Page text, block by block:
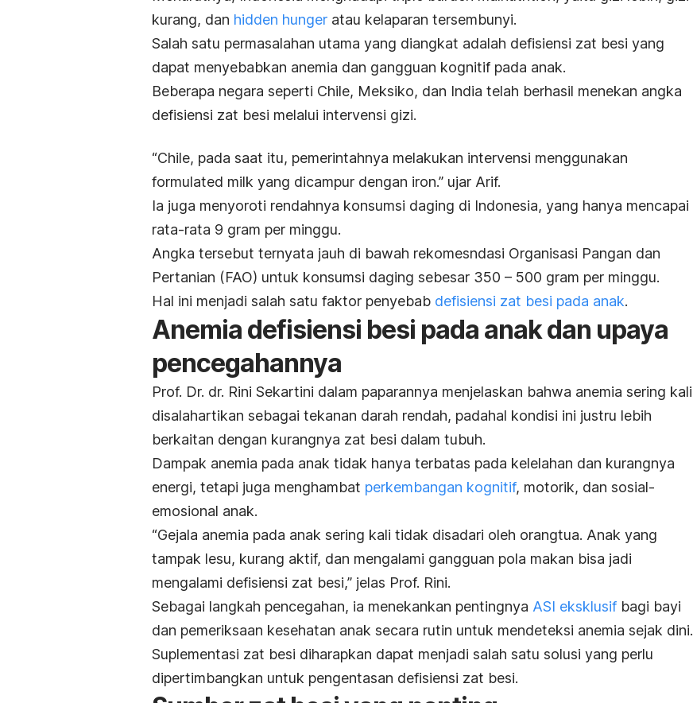
kurang, dan hidden hunger atau kelaparan tersembunyi.
Salah satu permasalahan utama yang diangkat adalah defisiensi zat besi yang
dapat menyebabkan anemia dan gangguan kognitif pada anak.
Beberapa negara seperti Chile, Meksiko, dan India telah berhasil menekan angka
defisiensi zat besi melalui intervensi gizi.
“Chile, pada saat itu, pemerintahnya melakukan intervensi menggunakan
formulated milk yang dicampur dengan iron.” ujar Arif.
Ia juga menyoroti rendahnya konsumsi daging di Indonesia, yang hanya mencapai
rata-rata 9 gram per minggu.
Angka tersebut ternyata jauh di bawah rekomesndasi Organisasi Pangan dan
Pertanian (FAO) untuk konsumsi daging sebesar 350 – 500 gram per minggu.
Hal ini menjadi salah satu faktor penyebab defisiensi zat besi pada anak.
Anemia defisiensi besi pada anak dan upaya
pencegahannya
Prof. Dr. dr. Rini Sekartini dalam paparannya menjelaskan bahwa anemia sering kali
disalahartikan sebagai tekanan darah rendah, padahal kondisi ini justru lebih
berkaitan dengan kurangnya zat besi dalam tubuh.
Dampak anemia pada anak tidak hanya terbatas pada kelelahan dan kurangnya
energi, tetapi juga menghambat perkembangan kognitif, motorik, dan sosial-
emosional anak.
“Gejala anemia pada anak sering kali tidak disadari oleh orangtua. Anak yang
tampak lesu, kurang aktif, dan mengalami gangguan pola makan bisa jadi
mengalami defisiensi zat besi,” jelas Prof. Rini.
Sebagai langkah pencegahan, ia menekankan pentingnya ASI eksklusif bagi bayi
dan pemeriksaan kesehatan anak secara rutin untuk mendeteksi anemia sejak dini.
Suplementasi zat besi diharapkan dapat menjadi salah satu solusi yang perlu
dipertimbangkan untuk pengentasan defisiensi zat besi.